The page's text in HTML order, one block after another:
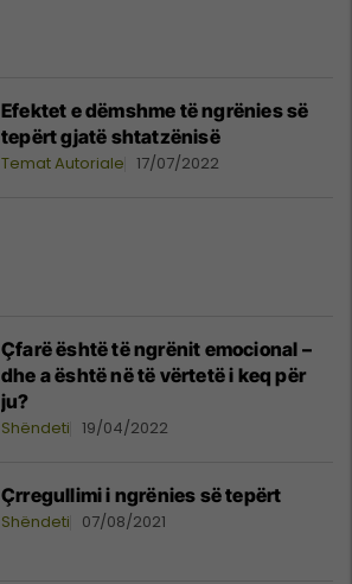
Efektet e dëmshme të ngrënies së
tepërt gjatë shtatzënisë
Temat Autoriale 17/07/2022
Çfarë është të ngrënit emocional –
dhe a është në të vërtetë i keq për
ju?
Shëndeti 19/04/2022
Çrregullimi i ngrënies së tepërt
Shëndeti 07/08/2021